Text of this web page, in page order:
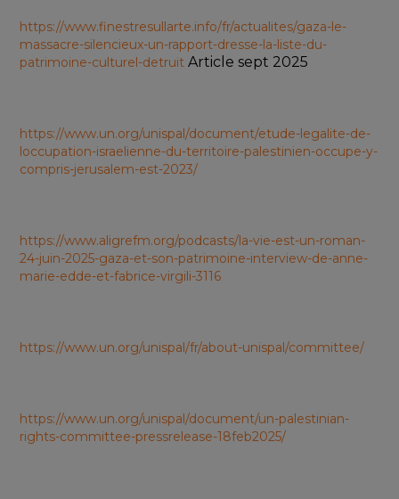
https://www.finestresullarte.info/fr/actualites/gaza-le-
massacre-silencieux-un-rapport-dresse-la-liste-du-
patrimoine-culturel-detruit Article sept 2025
https://www.un.org/unispal/document/etude-legalite-de-
loccupation-israelienne-du-territoire-palestinien-occupe-y-
compris-jerusalem-est-2023/
https://www.aligrefm.org/podcasts/la-vie-est-un-roman-
24-juin-2025-gaza-et-son-patrimoine-interview-de-anne-
marie-edde-et-fabrice-virgili-3116
https://www.un.org/unispal/fr/about-unispal/committee/
https://www.un.org/unispal/document/un-palestinian-
rights-committee-pressrelease-18feb2025/